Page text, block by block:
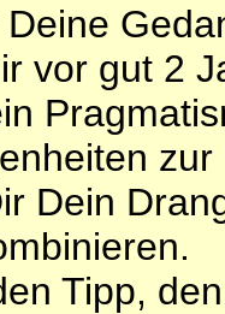
Deine
vor gut 2
Dein
Tipp,